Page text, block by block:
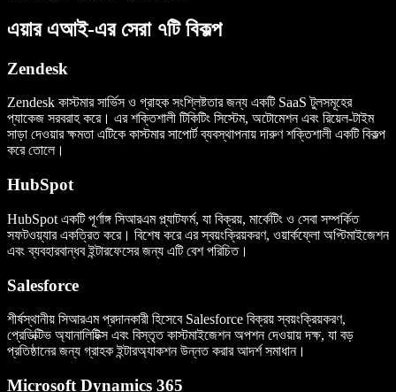
এয়ার এআই-এর সেরা ৭টি বিকল্প
Zendesk
Zendesk কাস্টমার সার্ভিস ও গ্রাহক সংশ্লিষ্টতার জন্য একটি SaaS টুলসমূহের
প্যাকেজ সরবরাহ করে। এর শক্তিশালী টিকিটিং সিস্টেম, অটোমেশন এবং রিয়েল-টাইম
সাড়া দেওয়ার ক্ষমতা এটিকে কাস্টমার সাপোর্ট ব্যবস্থাপনায় দারুণ শক্তিশালী একটি বিকল্প
করে তোলে।
HubSpot
HubSpot একটি পূর্ণাঙ্গ সিআরএম প্ল্যাটফর্ম, যা বিক্রয়, মার্কেটিং ও সেবা সম্পর্কিত
সফটওয়্যার একত্রিত করে। বিশেষ করে এর স্বয়ংক্রিয়করণ, ওয়ার্কফ্লো অপ্টিমাইজেশন
এবং ব্যবহারবান্ধব ইন্টারফেসের জন্য এটি বেশ পরিচিত।
Salesforce
শীর্ষস্থানীয় সিআরএম প্রদানকারী হিসেবে Salesforce বিক্রয় স্বয়ংক্রিয়করণ,
প্রেডিক্টিভ অ্যানালিটিক্স এবং বিস্তৃত কাস্টমাইজেশন অপশন দেওয়ায় দক্ষ, যা বড়
প্রতিষ্ঠানের জন্য গ্রাহক ইন্টারঅ্যাকশন উন্নত করার আদর্শ সমাধান।
Microsoft Dynamics 365